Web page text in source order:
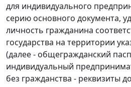
для индивидуального
серию основного документа,
личность гражданина
государства на территории
(далее - общегражданский
индивидуальный
без гражданства - реквизиты